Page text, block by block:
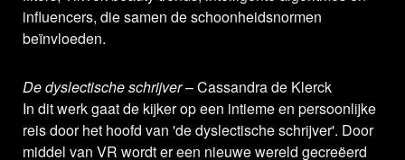
influencers, die samen de schoonheidsnormen
beïnvloeden.
De dyslectische schrijver– Cassandra de Klerck
In dit werk gaat de kijker op een intieme en persoonlijke
reis door het hoofd van 'de dyslectische schrijver'. Door
middel van VR wordt er een nieuwe wereld gecreëerd